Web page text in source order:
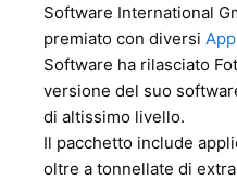
Software International
premiato con diversi
Software ha rilasciato
versione del suo
di altissimo livello.
Il pacchetto include
oltre a tonnellate di